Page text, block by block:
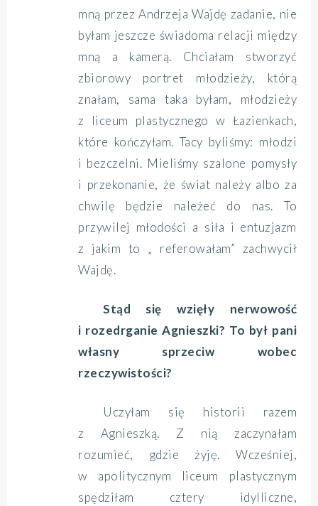
mną przez Andrzeja Wajdę zadanie, nie
byłam jeszcze świadoma relacji między
mną a kamerą. Chciałam stworzyć
zbiorowy portret młodzieży, którą
znałam, sama taka byłam, młodzieży
z liceum plastycznego w Łazienkach,
które kończyłam. Tacy byliśmy: młodzi
i bezczelni. Mieliśmy szalone pomysły
i przekonanie, że świat należy albo za
chwilę będzie należeć do nas. To
przywilej młodości a siła i entuzjazm
z jakim to „ referowałam” zachwycił
Wajdę.
Stąd się wzięły nerwowość
i rozedrganie Agnieszki? To był pani
własny sprzeciw wobec
rzeczywistości?
Uczyłam się historii razem
z Agnieszką. Z nią zaczynałam
rozumieć, gdzie żyję. Wcześniej,
w apolitycznym liceum plastycznym
spędziłam cztery idylliczne,